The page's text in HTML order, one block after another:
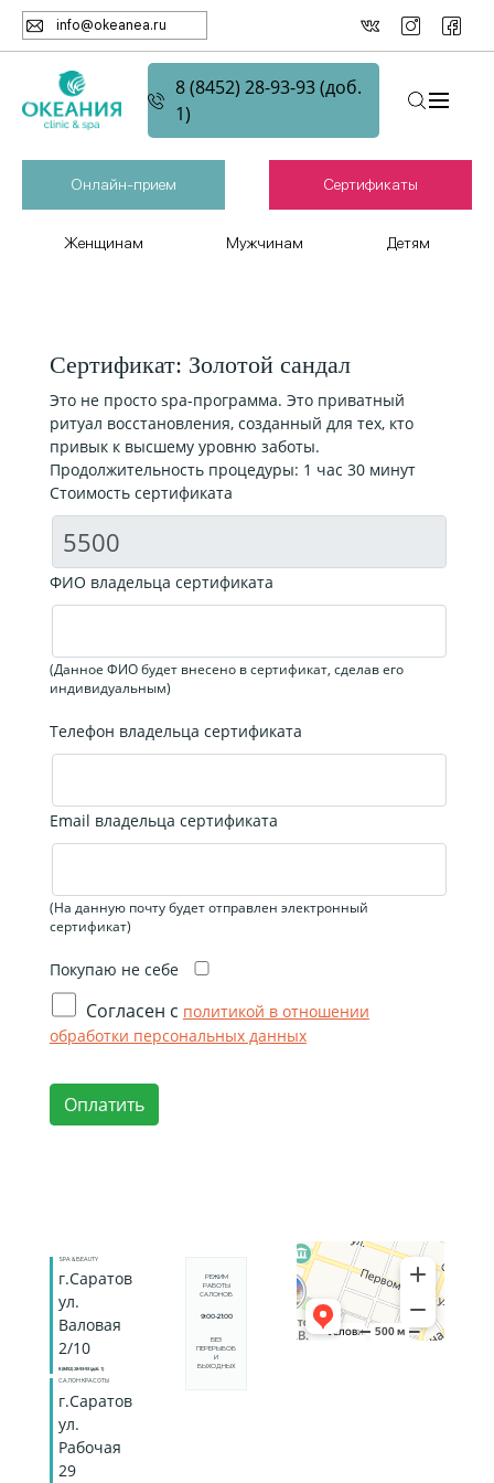
info@okeanea.ru
Женщинам Мужчинам Детям
8 (8452) 28-93-93 (доб.
1)
Онлайн-прием Сертификаты
Сертификат: Золотой сандал
Это не просто spa-программа. Это приватный
ритуал восстановления, созданный для тех, кто
привык к высшему уровню заботы.
Продолжительность процедуры: 1 час 30 минут
Стоимость сертификата
ФИО владельца сертификата
(Данное ФИО будет внесено в сертификат, сделав его
индивидуальным)
Телефон владельца сертификата
Email владельца сертификата
(На данную почту будет отправлен электронный
сертификат)
Покупаю не себе
Согласен с политикой в отношении
обработки персональных данных
Оплатить
SPA & BEAUTY
г.Саратов
ул.
Валовая
2/10
8 (8452) 28-93-93 (доб. 1)
САЛОН КРАСОТЫ
г.Саратов
ул.
Рабочая
29
РЕЖИМ
РАБОТЫ
САЛОНОВ
9:00-21:00
БЕЗ
ПЕРЕРЫВОВ
И
ВЫХОДНЫХ